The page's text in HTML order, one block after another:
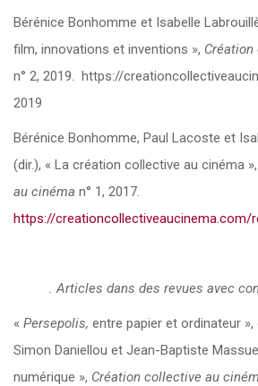
Bérénice Bonhomme et Isabelle
film, innovations et inventions »,
n° 2, 2019. https://
2019
Bérénice Bonhomme, Paul Lacoste et
(dir.), « La création collective au cinéma »,
au cinéma n° 1, 2017.
https://creationcollectiveaucinema.com/
. Articles dans des revues avec
« Persepolis, entre papier et ordinateur
Simon Daniellou et Jean-Baptiste
numérique », Création collective au